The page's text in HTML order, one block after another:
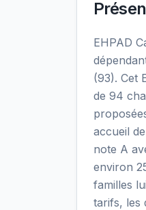
EHPAD
(93). Cet
de 94
accueil
note A
environ
familles
tarifs, les